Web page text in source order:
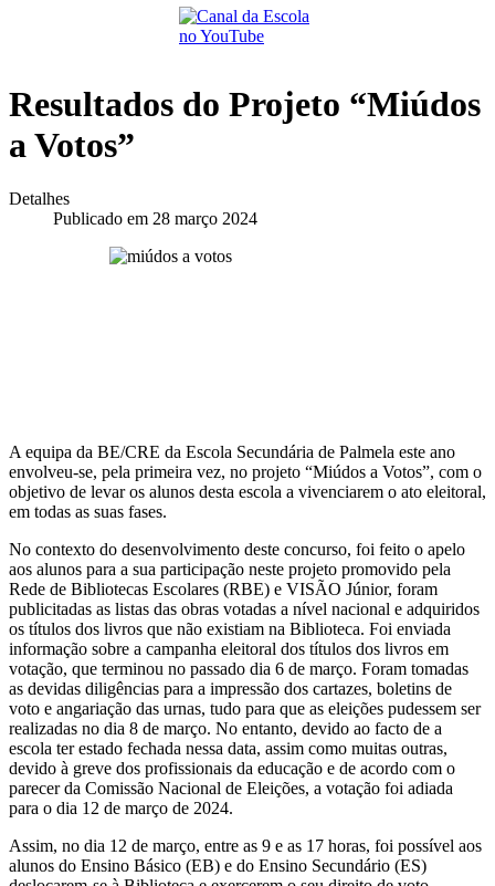
Resultados do Projeto “Miúdos
a Votos”
Detalhes
Publicado em 28 março 2024
A equipa da BE/CRE da Escola Secundária de Palmela este ano
envolveu-se, pela primeira vez, no projeto “Miúdos a Votos”, com o
objetivo de levar os alunos desta escola a vivenciarem o ato eleitoral,
em todas as suas fases.
No contexto do desenvolvimento deste concurso, foi feito o apelo
aos alunos para a sua participação neste projeto promovido pela
Rede de Bibliotecas Escolares (RBE) e VISÃO Júnior, foram
publicitadas as listas das obras votadas a nível nacional e adquiridos
os títulos dos livros que não existiam na Biblioteca. Foi enviada
informação sobre a campanha eleitoral dos títulos dos livros em
votação, que terminou no passado dia 6 de março. Foram tomadas
as devidas diligências para a impressão dos cartazes, boletins de
voto e angariação das urnas, tudo para que as eleições pudessem ser
realizadas no dia 8 de março. No entanto, devido ao facto de a
escola ter estado fechada nessa data, assim como muitas outras,
devido à greve dos profissionais da educação e de acordo com o
parecer da Comissão Nacional de Eleições, a votação foi adiada
para o dia 12 de março de 2024.
Assim, no dia 12 de março, entre as 9 e as 17 horas, foi possível aos
alunos do Ensino Básico (EB) e do Ensino Secundário (ES)